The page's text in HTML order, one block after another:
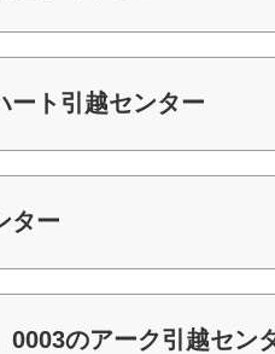
ト引越センター
ター
のアーク引越セン